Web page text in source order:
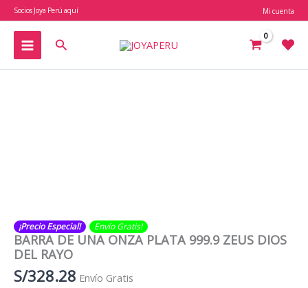
al
contenido
Socios Joya Perú aquí Mi cuenta
Buscar
¡Precio Especial! Envío Gratis​​​!
BARRA DE UNA ONZA PLATA 999.9 ZEUS DIOS
DEL RAYO
S/328.28 Envío Gratis